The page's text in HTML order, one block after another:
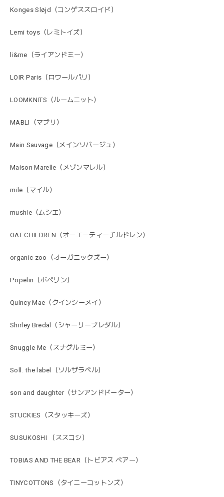
Konges Sløjd（コンゲススロイド）
Lemi toys（レミトイズ）
li&me（ライアンドミー）
LOIR Paris（ロワールパリ）
LOOMKNITS（ルームニット）
MABLI（マブリ）
Main Sauvage（メインソバージュ）
Maison Marelle（メゾンマレル）
mile（マイル）
mushie（ムシエ）
OAT CHILDREN（オーエーティーチルドレン）
organic zoo（オーガニックズー）
Popelin（ポペリン）
Quincy Mae（クインシーメイ）
Shirley Bredal（シャーリーブレダル）
Snuggle Me（スナグルミー）
Soll. the label（ソルザラベル）
son and daughter（サンアンドドーター）
STUCKIES（スタッキーズ）
SUSUKOSHI （ススコシ）
TOBIAS AND THE BEAR（トビアス ベアー）
TINYCOTTONS（タイニーコットンズ）